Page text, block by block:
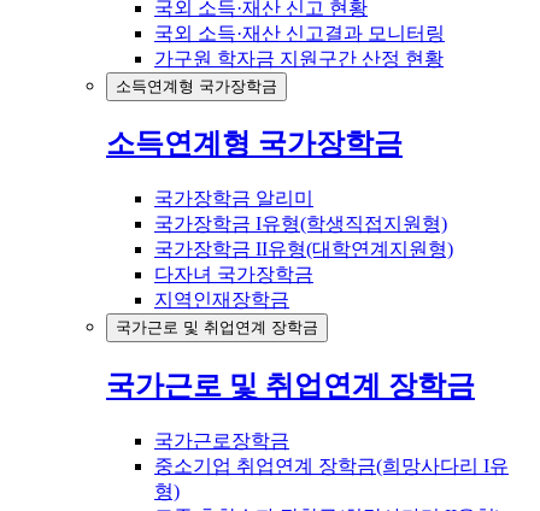
국외 소득·재산 신고 현황
국외 소득·재산 신고결과 모니터링
가구원 학자금 지원구간 산정 현황
소득연계형 국가장학금
소득연계형 국가장학금
국가장학금 알리미
국가장학금 I유형(학생직접지원형)
국가장학금 II유형(대학연계지원형)
다자녀 국가장학금
지역인재장학금
국가근로 및 취업연계 장학금
국가근로 및 취업연계 장학금
국가근로장학금
중소기업 취업연계 장학금(희망사다리 I유
형)